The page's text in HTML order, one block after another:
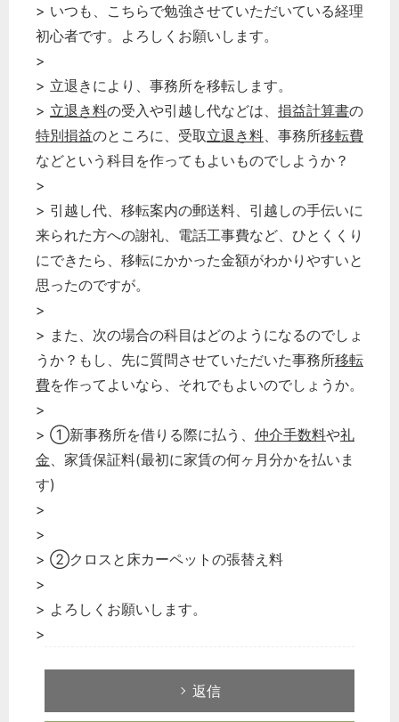
> いつも、こちらで勉強させていただいている経理
初心者です。よろしくお願いします。
>
> 立退きにより、事務所を移転します。
> 立退き料の受入や引越し代などは、 損益計算書の
特別損益のところに、受取立退き料、事務所移転費
などという科目を作ってもよいものでしようか？
>
> 引越し代、移転案内の郵送料、引越しの手伝いに
来られた方への謝礼、電話工事費など、ひとくくり
にできたら、移転にかかった金額がわかりやすいと
思ったのですが。
>
> また、次の場合の科目はどのようになるのでしょ
うか？もし、先に質問させていただいた事務所移転
費を作ってよいなら、それでもよいのでしょうか。
>
> ①新事務所を借りる際に払う、 仲介手数料や礼
金、家賃保証料(最初に家賃の何ヶ月分かを払いま
す)
>
>
> ②クロスと床カーペットの張替え料
>
> よろしくお願いします。
>
返信